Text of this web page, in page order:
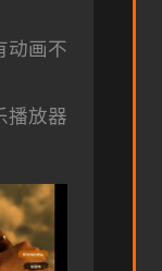
动画不
播放器